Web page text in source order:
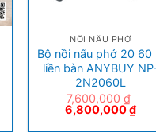
NỒI NẤU PHỞ
Bộ nồi nấu phở 20 60
liền bàn ANYBUY
2N2060L
7,600,000₫
6,800,000₫